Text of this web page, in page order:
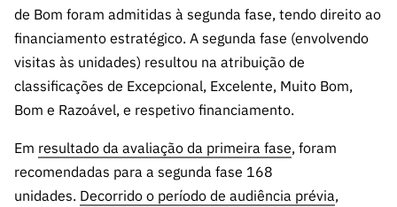
PRR –
“Ciência +
Digital” e
“Ciência +
Capacitaç
ão”
de Bom foram admitidas à segunda fase, tendo direito ao
financiamento estratégico. A segunda fase (envolvendo
visitas às unidades) resultou na atribuição de
classificações de Excepcional, Excelente, Muito Bom,
Bom e Razoável, e respetivo financiamento.
Em resultado da avaliação da primeira fase, foram
recomendadas para a segunda fase 168
unidades. Decorrido o período de audiência prévia,